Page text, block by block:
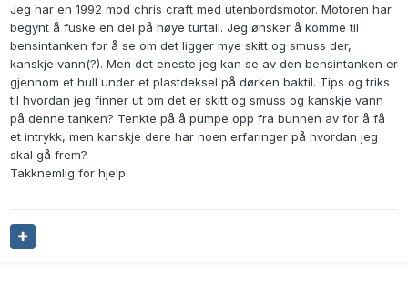
Jeg har en 1992 mod chris craft med utenbordsmotor. Motoren har
begynt å fuske en del på høye turtall. Jeg ønsker å komme til
bensintanken for å se om det ligger mye skitt og smuss der,
kanskje vann(?). Men det eneste jeg kan se av den bensintanken er
gjennom et hull under et plastdeksel på dørken baktil. Tips og triks
til hvordan jeg finner ut om det er skitt og smuss og kanskje vann
på denne tanken? Tenkte på å pumpe opp fra bunnen av for å få
et intrykk, men kanskje dere har noen erfaringer på hvordan jeg
skal gå frem?
Takknemlig for hjelp